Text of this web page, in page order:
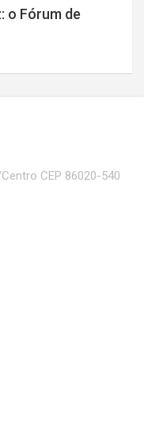
o Fórum de
CEP 86020-540